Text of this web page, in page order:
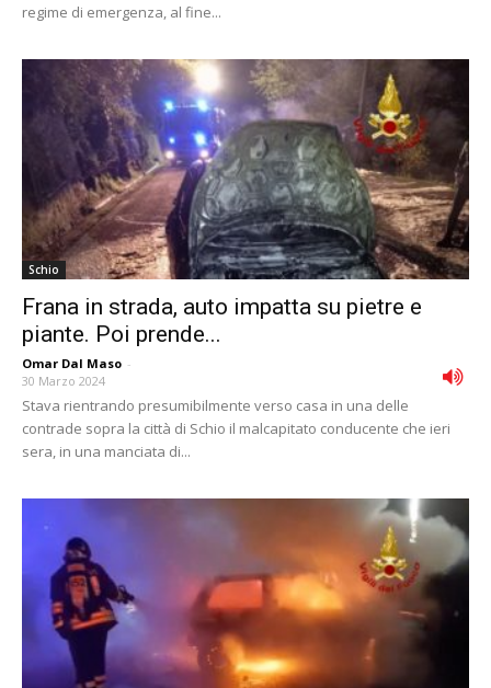
regime di emergenza, al fine...
Schio
Frana in strada, auto impatta su pietre e
piante. Poi prende...
Omar Dal Maso -
30 Marzo 2024
Stava rientrando presumibilmente verso casa in una delle
contrade sopra la città di Schio il malcapitato conducente che ieri
sera, in una manciata di...